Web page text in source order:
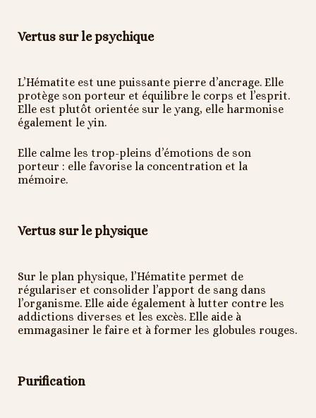
Vertus sur le psychique
L’Hématite est une puissante pierre d’ancrage. Elle
protège son porteur et équilibre le corps et l’esprit.
Elle est plutôt orientée sur le yang, elle harmonise
également le yin.
Elle calme les trop-pleins d’émotions de son
porteur : elle favorise la concentration et la
mémoire.
Vertus sur le physique
Sur le plan physique, l’Hématite permet de
régulariser et consolider l’apport de sang dans
l’organisme. Elle aide également à lutter contre les
addictions diverses et les excès. Elle aide à
emmagasiner le faire et à former les globules rouges.
Purification